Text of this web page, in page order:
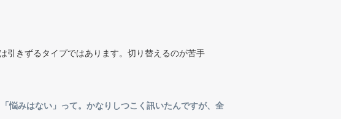
引きずるタイプではあります。切り替えるのが苦手
悩みはない」って。かなりしつこく訊いたんですが、全